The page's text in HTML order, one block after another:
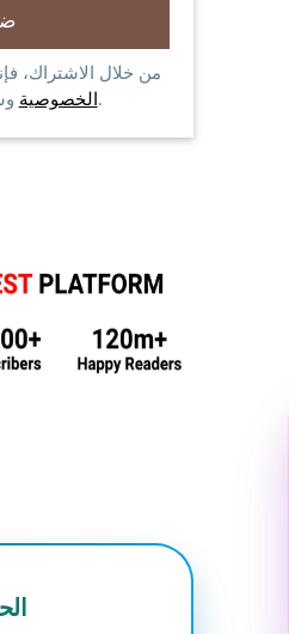
من خلال الاشتراك،
الخصوصية وشروط الخدمة.